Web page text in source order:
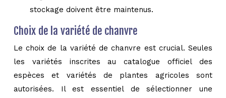
stockage doivent être maintenus.
Choix de la variété de chanvre
Le choix de la variété de chanvre est crucial. Seules
les variétés inscrites au catalogue officiel des
espèces et variétés de plantes agricoles sont
autorisées. Il est essentiel de sélectionner une